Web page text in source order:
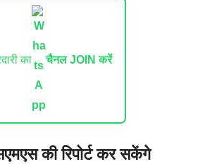
का चैनल JOIN करें
की रिपोर्ट कर सकेंगे